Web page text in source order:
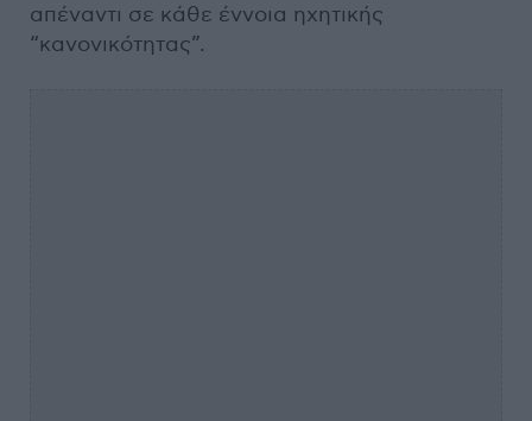
απέναντι σε κάθε έννοια ηχητικής
“κανονικότητας”.